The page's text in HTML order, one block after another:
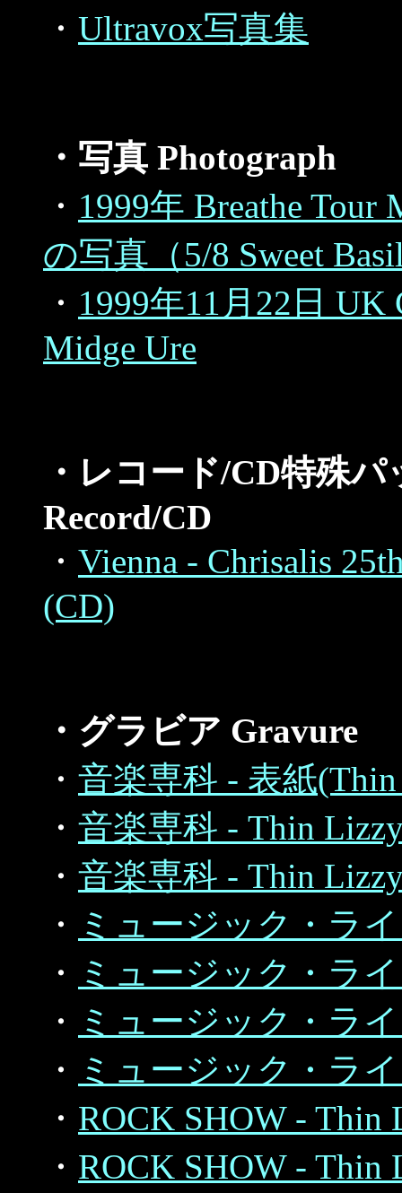
・ Ultravox写真集
・写真 Photograph
・ 1999年 Breathe
の写真（5/8 Sweet
・ 1999年11月22日
Midge Ure
・レコード/CD特殊
Record/CD
・ Vienna - Chrisalis
(CD)
・グラビア Gravure
・ 音楽専科 - 表紙
・ 音楽専科 - Thin
・ 音楽専科 - Thin
・ ミュージック・ラ
・ ミュージック・ラ
・ ミュージック・ラ
・ ミュージック・ラ
・ ROCK SHOW - Thin
・ ROCK SHOW - Thin